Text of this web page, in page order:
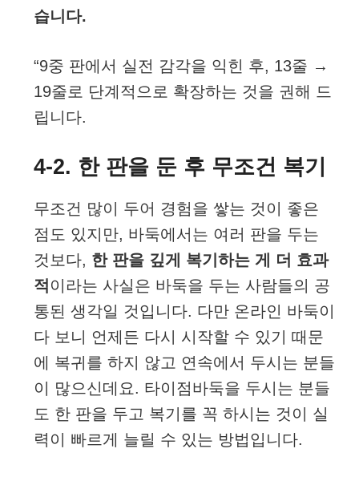
습니다.
“9중 판에서 실전 감각을 익힌 후, 13줄 →
19줄로 단계적으로 확장하는 것을 권해 드
립니다.
4-2. 한 판을 둔 후 무조건 복기
무조건 많이 두어 경험을 쌓는 것이 좋은
점도 있지만, 바둑에서는 여러 판을 두는
것보다, 한 판을 깊게 복기하는 게 더 효과
적이라는 사실은 바둑을 두는 사람들의 공
통된 생각일 것입니다. 다만 온라인 바둑이
다 보니 언제든 다시 시작할 수 있기 때문
에 복귀를 하지 않고 연속에서 두시는 분들
이 많으신데요. 타이점바둑을 두시는 분들
도 한 판을 두고 복기를 꼭 하시는 것이 실
력이 빠르게 늘릴 수 있는 방법입니다.